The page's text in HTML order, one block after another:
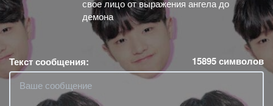
свое лицо от выражения ангела до
демона
Текст сообщения: 15895символов